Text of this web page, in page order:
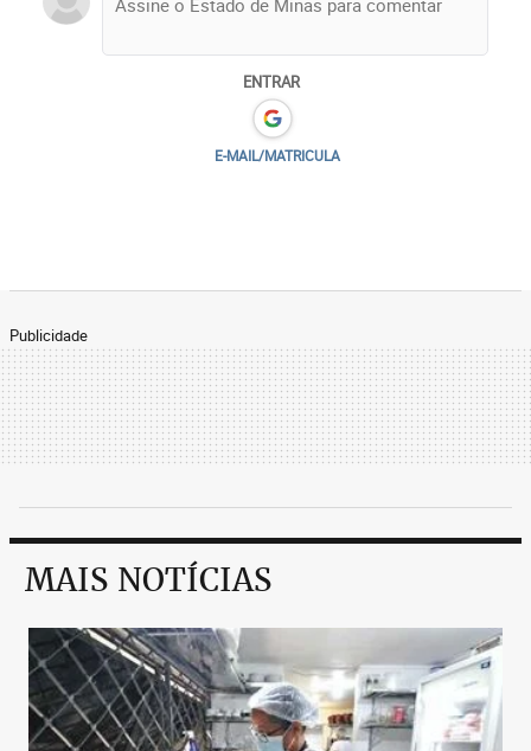
ENTRAR
E-MAIL/MATRICULA
Publicidade
MAIS NOTÍCIAS